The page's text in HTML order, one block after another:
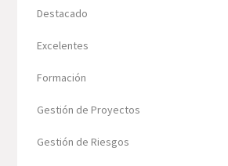
Destacado
Excelentes
Formación
Gestión de Proyectos
Gestión de Riesgos